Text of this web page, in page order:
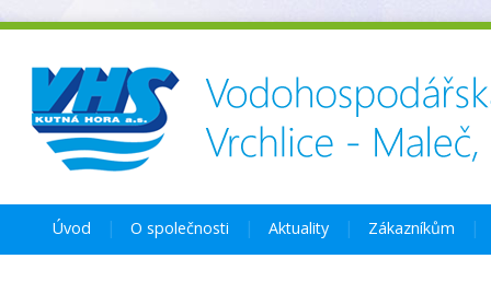
Úvod O společnosti Aktuality Zákazníkům